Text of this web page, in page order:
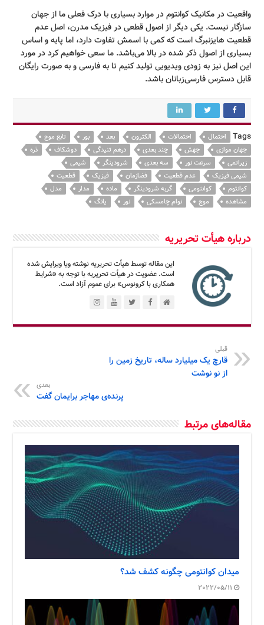
واقعیت در مکانیک کوانتوم در موارد بسیاری با درک فعلی ما از جهان
سازگار نیست. یکی دیگر از اصول قطعی در فیزیک مدرن، اصل عدم
قطعیت هایزنبرگ است که کمی با اسمش تفاوت دارد، اما پایه و اساس
بسیاری از اصول ذکر شده در بالا می‌باشد. ما سعی خواهیم کرد در مورد
این اصل نیز به زودی ویدیویی تولید کنیم تا به فارسی و به صورت رایگان
قابل دسترس فارسی‌زبانان باشد.
Tags احتمال احتمالات الکترون بعد بور
تابع موج
جهان موازی
جهش چند بعدی درهم تنیدگی دوشکاف
ذره
زیراتمی
سرعت نور سه بعدی شرودینگر
شیمی
شیمی فیزیک
عدم قطعیت فضازمان فیزیک
قطعیت
کوانتوم
کوانتومی گربه شرودینگر ماده مدار
مدل
مشاهده
موج نوام چامسکی نور یانگ
درباره هیأت تحریریه
این مقاله توسط هیأت تحریریه نوشته ویا ویرایش شده
است. عضویت در هیأت تحریریه با توجه به «شرایط
همکاری با کرونوس» برای عموم آزاد است.
قبلی
قارچ یک میلیارد ساله، تاریخ زمین را
از نو نوشت
بعدی
پرنده‌ی مهاجر برایمان گفت
مقاله‌های مرتبط
میدان کوانتومی چگونه کشف شد؟
2022/05/11